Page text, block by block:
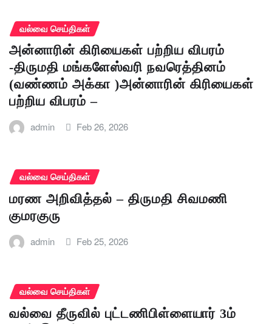
வல்வை செய்திகள்
அன்னாரின் கிரியைகள் பற்றிய விபரம்
-திருமதி மங்களேஸ்வரி நவரெத்தினம்
(வண்ணம் அக்கா )அன்னாரின் கிரியைகள்
பற்றிய விபரம் –
admin Feb 26, 2026
வல்வை செய்திகள்
மரண அறிவித்தல் – திருமதி சிவமணி
குமரகுரு
admin Feb 25, 2026
வல்வை செய்திகள்
வல்வை தீருவில் புட்டணிபிள்ளையார் 3ம்